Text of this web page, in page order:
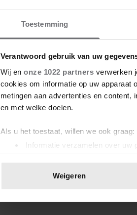
Toestemming
Verantwoord gebruik van uw
Wij en onze 1022 partners verwerken
cookies om informatie op uw apparaat
metingen aan advertenties en
en met welke doelen.
Als u het toestaat, willen we ook graag:
Informatie verzamelen over
Uw apparaat identificeren door
toestemming op elk moment wijzigen
We gebruiken cookies om content en
Weigeren